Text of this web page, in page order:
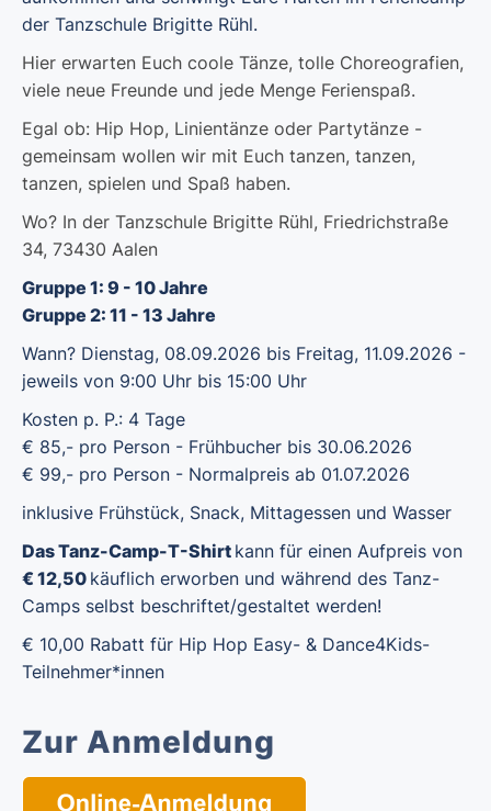
der Tanzschule Brigitte Rühl.
Hier erwarten Euch coole Tänze, tolle Choreografien,
viele neue Freunde und jede Menge Ferienspaß.
Egal ob: Hip Hop, Linientänze oder Partytänze -
gemeinsam wollen wir mit Euch tanzen, tanzen,
tanzen, spielen und Spaß haben.
Wo? In der Tanzschule Brigitte Rühl, Friedrichstraße
34, 73430 Aalen
Gruppe 1: 9 - 10 Jahre
Gruppe 2: 11 - 13 Jahre
Wann? Dienstag, 08.09.2026 bis Freitag, 11.09.2026 -
jeweils von 9:00 Uhr bis 15:00 Uhr
Kosten p. P.: 4 Tage
€ 85,- pro Person - Frühbucher bis 30.06.2026
€ 99,- pro Person - Normalpreis ab 01.07.2026
inklusive Frühstück, Snack, Mittagessen und Wasser
Das Tanz-Camp-T-Shirt kann für einen Aufpreis von
€ 12,50 käuflich erworben und während des Tanz-
Camps selbst beschriftet/gestaltet werden!
€ 10,00 Rabatt für Hip Hop Easy- & Dance4Kids-
Teilnehmer*innen
Zur Anmeldung